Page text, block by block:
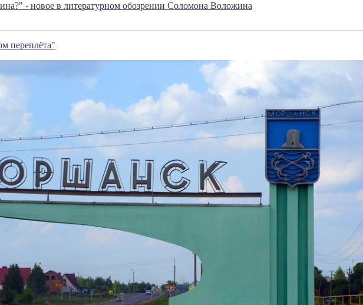
- новое в литературном обозрении Соломона Воложина
переплёта"